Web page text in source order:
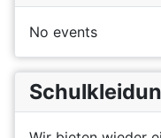
No events